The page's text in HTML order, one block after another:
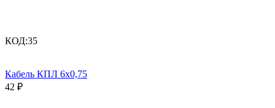
КОД:35
Кабель КПЛ 6х0,75
42 ₽